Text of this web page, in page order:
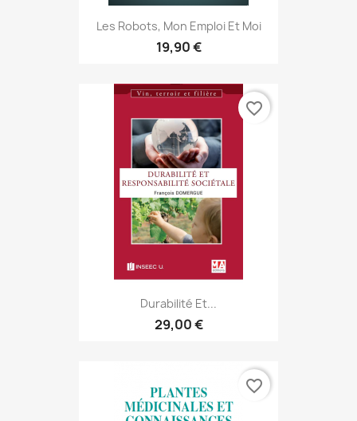
Les Robots, Mon Emploi Et Moi
19,90 €
Durabilité Et...
29,00 €
favorite_border
favorite_border